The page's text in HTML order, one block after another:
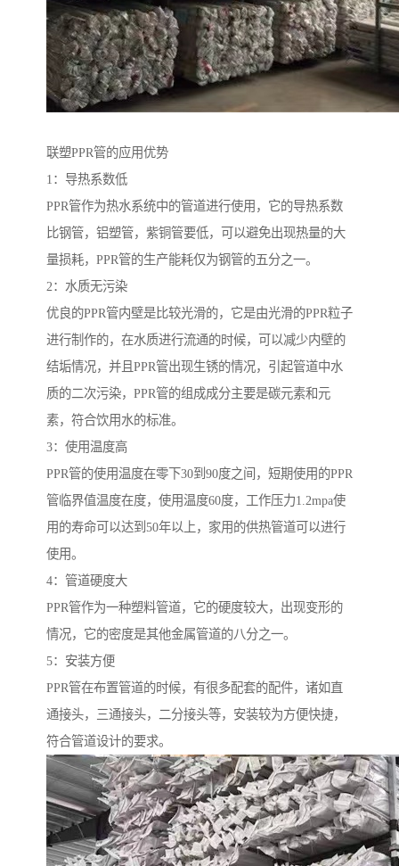
联塑PPR管的应用优势
1：导热系数低
PPR管作为热水系统中的管道进行使用，它的导热系数
比钢管，铝塑管，紫铜管要低，可以避免出现热量的大
量损耗，PPR管的生产能耗仅为钢管的五分之一。
2：水质无污染
优良的PPR管内壁是比较光滑的，它是由光滑的PPR粒子
进行制作的，在水质进行流通的时候，可以减少内壁的
结垢情况，并且PPR管出现生锈的情况，引起管道中水
质的二次污染，PPR管的组成成分主要是碳元素和元
素，符合饮用水的标准。
3：使用温度高
PPR管的使用温度在零下30到90度之间，短期使用的PPR
管临界值温度在度，使用温度60度，工作压力1.2mpa使
用的寿命可以达到50年以上，家用的供热管道可以进行
使用。
4：管道硬度大
PPR管作为一种塑料管道，它的硬度较大，出现变形的
情况，它的密度是其他金属管道的八分之一。
5：安装方便
PPR管在布置管道的时候，有很多配套的配件，诸如直
通接头，三通接头，二分接头等，安装较为方便快捷，
符合管道设计的要求。